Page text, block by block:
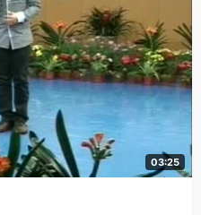
文 陈
含感情，深得老师同学的喜爱，在
好，却选择了理科学习，"之前我一
应手，成绩虽然一直都很好，但总
安逸也是学校教务主任的开导下走
和内容，鼓励我应该尊重自己的兴
陈溢辉的决
辉分外努力，在一年的时间内将整
己喜欢的东西。 虽然成绩一
不知名的高中，陈溢辉还是不敢想
"高中的最后一次模拟考试参加了全
感觉简直不可思议，原来自己还是
给了自己很大信心，之后又很努力
小
03:25